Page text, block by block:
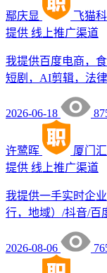
鄢庆显 飞猫
提供 线上推广渠道
我提供百度电商，
短剧，AI剪辑，法
2026-06-18
许鹭晖 厦门
提供 线上推广渠道
我提供一手实时企
行，地域）/抖音/百
2026-08-06